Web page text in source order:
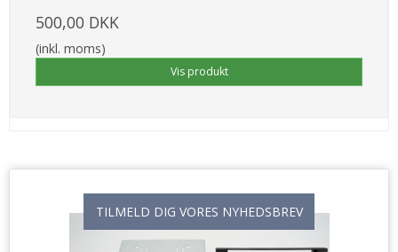
500,00 DKK
(inkl. moms)
Vis produkt
TILMELD DIG VORES NYHEDSBREV